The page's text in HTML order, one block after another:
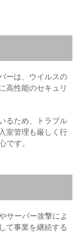
ーは、ウイルスの
高性能のセキュリ
るため、トラブル
室管理も厳しく行
です。
サーバー攻撃によ
て事業を継続する